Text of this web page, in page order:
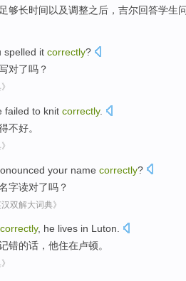
足够长时间以及调整之后 ， 吉尔回答学生
spelled it correctly?
对了吗？
failed to knit correctly.
不好。
your name correctly?
字读对了吗？
汉双解大词典》
correctly, he lives in Luton.
错的话 ， 他住在卢顿。